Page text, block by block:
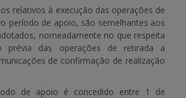
relativos à execução das operações de
período de apoio, são semelhantes aos
nomeadamente no que respeita
prévia das operações de retirada a
de confirmação de realização
de apoio é concedido entre 1 de